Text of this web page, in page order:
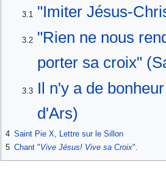
3.1 "Imiter Jésus-
3.2 "Rien ne nous
porter sa croix"
3.3
Il n'y a de
d'Ars)
4 Saint Pie X, Lettre sur le Sillon
5 Chant "Vive Jésus! Vive sa Croix".